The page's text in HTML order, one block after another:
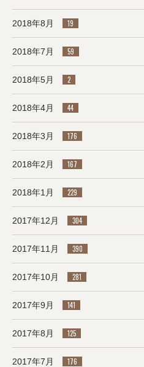
2018年8月 19
2018年7月 59
2018年5月 2
2018年4月 44
2018年3月 176
2018年2月 167
2018年1月 229
2017年12月 304
2017年11月 390
2017年10月 281
2017年9月 141
2017年8月 125
2017年7月 176